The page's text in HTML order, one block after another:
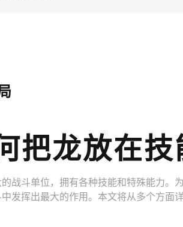
把龙放在技
战斗单位，拥有各种技能和特殊能力。
发挥出最大的作用。本文将从多个方面